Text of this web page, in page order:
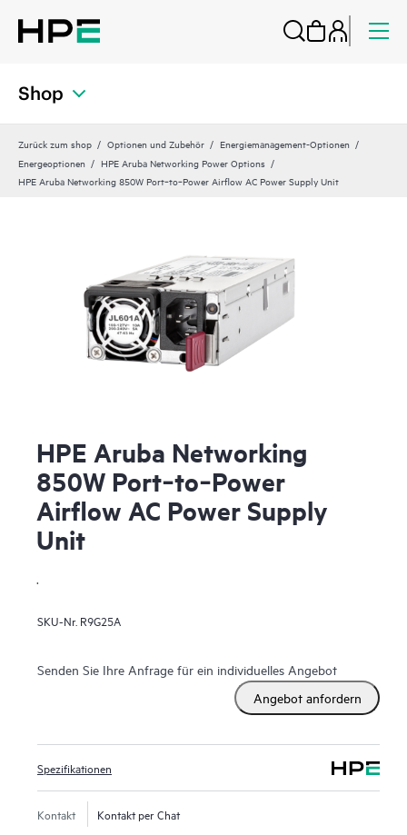
Shop
Zurück zum shop Optionen und Zubehör
Energiemanagement-Optionen
Energeoptionen
HPE Aruba Networking Power Options
HPE Aruba Networking 850W Port‑to‑Power Airflow AC Power Supply Unit
HPE Aruba Networking
850W Port‑to‑Power
Airflow AC Power Supply
Unit
SKU-Nr. R9G25A
Senden Sie Ihre Anfrage für ein individuelles Angebot
Angebot anfordern
Spezifikationen
Kontakt Kontakt per Chat